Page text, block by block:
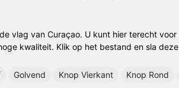
vlag van Curaçao. U kunt hier terecht
kwaliteit. Klik op het bestand en sla
Golvend Knop Vierkant Knop Rond